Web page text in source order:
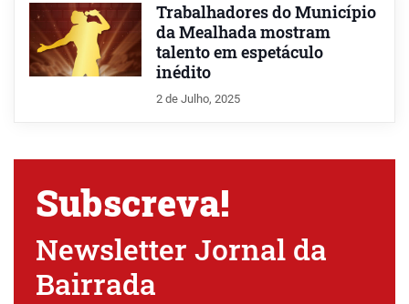
Trabalhadores do Município
da Mealhada mostram
talento em espetáculo
inédito
2 de Julho, 2025
Subscreva!
Newsletter Jornal da
Bairrada